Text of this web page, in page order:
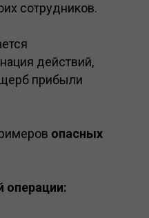
сотрудников.
действий,
прибыли
опасных
операции: